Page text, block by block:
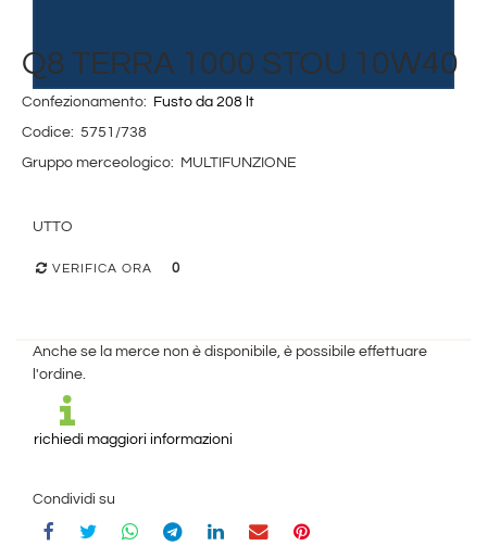
Q8 TERRA 1000 STOU 10W40
Confezionamento: Fusto da 208 lt
Codice: 5751/738
Gruppo merceologico: MULTIFUNZIONE
UTTO
VERIFICA ORA 0
Anche se la merce non è disponibile, è possibile effettuare
l'ordine.
richiedi maggiori informazioni
Condividi su